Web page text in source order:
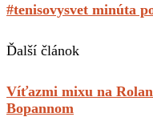
#tenisovysvet minúta
Ďalší článok
Víťazmi mixu na
Bopannom